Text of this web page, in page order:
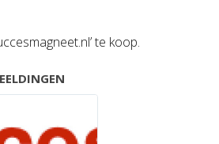
te koop.